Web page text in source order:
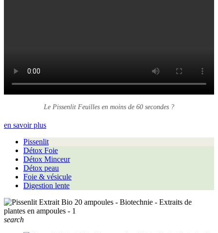
Le Pissenlit Feuilles en moins de 60 secondes ?
en savoir plus
Pissenlit
Détox Foie
Détox Minceur
Détox peau
Foie & vésicule
Digestion lente
search